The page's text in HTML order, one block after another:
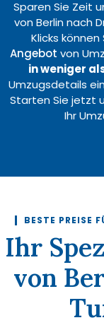
Sparen Sie Zeit
von Berlin nach
Klicks
Angebot von
in weniger
Umzugsdetails
Starten Sie jetzt
Ihr
BESTE PREISE
Ihr
von